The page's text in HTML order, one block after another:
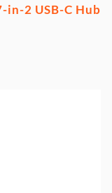
in-2 USB-C Hub